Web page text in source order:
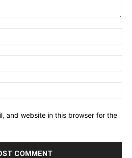
and website in this browser for the